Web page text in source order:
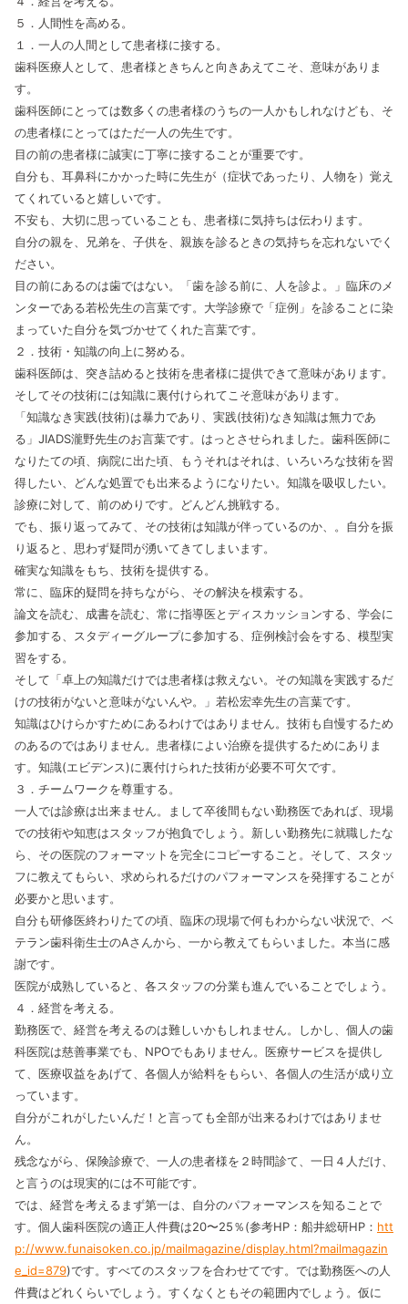
５．人間性を高める。
１．一人の人間として患者様に接する。
歯科医療人として、患者様ときちんと向きあえてこそ、意味がありま
す。
歯科医師にとっては数多くの患者様のうちの一人かもしれなけども、そ
の患者様にとってはただ一人の先生です。
目の前の患者様に誠実に丁寧に接することが重要です。
自分も、耳鼻科にかかった時に先生が（症状であったり、人物を）覚え
てくれていると嬉しいです。
不安も、大切に思っていることも、患者様に気持ちは伝わります。
自分の親を、兄弟を、子供を、親族を診るときの気持ちを忘れないでく
ださい。
目の前にあるのは歯ではない。「歯を診る前に、人を診よ。」臨床のメ
ンターである若松先生の言葉です。大学診療で「症例」を診ることに染
まっていた自分を気づかせてくれた言葉です。
２．技術・知識の向上に努める。
歯科医師は、突き詰めると技術を患者様に提供できて意味があります。
そしてその技術には知識に裏付けられてこそ意味があります。
「知識なき実践(技術)は暴力であり、実践(技術)なき知識は無力であ
る」JIADS瀧野先生のお言葉です。はっとさせられました。歯科医師に
なりたての頃、病院に出た頃、もうそれはそれは、いろいろな技術を習
得したい、どんな処置でも出来るようになりたい。知識を吸収したい。
診療に対して、前のめりです。どんどん挑戦する。
でも、振り返ってみて、その技術は知識が伴っているのか、。自分を振
り返ると、思わず疑問が湧いてきてしまいます。
確実な知識をもち、技術を提供する。
常に、臨床的疑問を持ちながら、その解決を模索する。
論文を読む、成書を読む、常に指導医とディスカッションする、学会に
参加する、スタディーグループに参加する、症例検討会をする、模型実
習をする。
そして「卓上の知識だけでは患者様は救えない。その知識を実践するだ
けの技術がないと意味がないんや。」若松宏幸先生の言葉です。
知識はひけらかすためにあるわけではありません。技術も自慢するため
のあるのではありません。患者様によい治療を提供するためにありま
す。知識(エビデンス)に裏付けられた技術が必要不可欠です。
３．チームワークを尊重する。
一人では診療は出来ません。まして卒後間もない勤務医であれば、現場
での技術や知恵はスタッフが抱負でしょう。新しい勤務先に就職したな
ら、その医院のフォーマットを完全にコピーすること。そして、スタッ
フに教えてもらい、求められるだけのパフォーマンスを発揮することが
必要かと思います。
自分も研修医終わりたての頃、臨床の現場で何もわからない状況で、ベ
テラン歯科衛生士のAさんから、一から教えてもらいました。本当に感
謝です。
医院が成熟していると、各スタッフの分業も進んでいることでしょう。
４．経営を考える。
勤務医で、経営を考えるのは難しいかもしれません。しかし、個人の歯
科医院は慈善事業でも、NPOでもありません。医療サービスを提供し
て、医療収益をあげて、各個人が給料をもらい、各個人の生活が成り立
っています。
自分がこれがしたいんだ！と言っても全部が出来るわけではありませ
ん。
残念ながら、保険診療で、一人の患者様を２時間診て、一日４人だけ、
と言うのは現実的には不可能です。
では、経営を考えるまず第一は、自分のパフォーマンスを知ることで
す。個人歯科医院の適正人件費は20〜25％(参考HP：船井総研HP： htt
p://www.funaisoken.co.jp/mailmagazine/display.html?mailmagazin
e_id=879)です。すべてのスタッフを合わせてです。では勤務医への人
件費はどれくらいでしょう。すくなくともその範囲内でしょう。仮に